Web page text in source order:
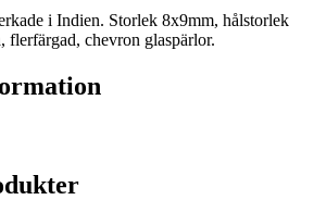
i Indien. Storlek 8x9mm, hålstorlek
flerfärgad, chevron glaspärlor.